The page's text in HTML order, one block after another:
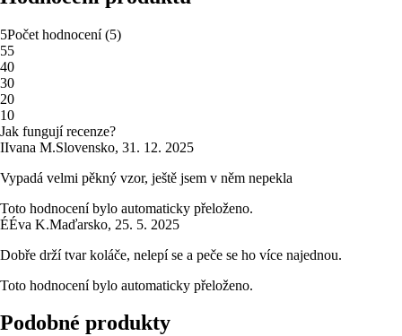
5Počet hodnocení(5)
55
40
30
20
10
Jak fungují recenze?
IIvana M.Slovensko, 31. 12. 2025
Vypadá velmi pěkný vzor, ještě jsem v něm nepekla
Toto hodnocení bylo automaticky přeloženo.
ÉÉva K.Maďarsko, 25. 5. 2025
Dobře drží tvar koláče, nelepí se a peče se ho více najednou.
Toto hodnocení bylo automaticky přeloženo.
Podobné produkty